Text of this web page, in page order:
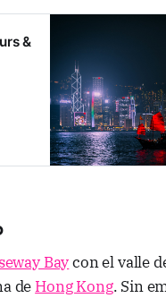
&
Baycon el valle
de Hong Kong. Sin